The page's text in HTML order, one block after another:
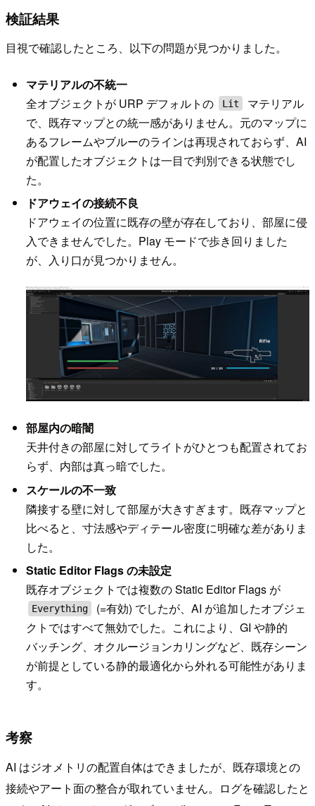
検証結果
目視で確認したところ、以下の問題が見つかりました。
マテリアルの不統一
全オブジェクトが URP デフォルトの
Lit
マテリアル
で、既存マップとの統一感がありません。元のマップに
あるフレームやブルーのラインは再現されておらず、AI
が配置したオブジェクトは一目で判別できる状態でし
た。
ドアウェイの接続不良
ドアウェイの位置に既存の壁が存在しており、部屋に侵
入できませんでした。Play モードで歩き回りました
が、入り口が見つかりません。
部屋内の暗闇
天井付きの部屋に対してライトがひとつも配置されてお
らず、内部は真っ暗でした。
スケールの不一致
隣接する壁に対して部屋が大きすぎます。既存マップと
比べると、寸法感やディテール密度に明確な差がありま
した。
Static Editor Flags の未設定
既存オブジェクトでは複数の Static Editor Flags が
Everything
(=有効) でしたが、AI が追加したオブジェ
クトではすべて無効でした。これにより、GI や静的
バッチング、オクルージョンカリングなど、既存シーン
が前提としている静的最適化から外れる可能性がありま
す。
考察
AI はジオメトリの配置自体はできましたが、既存環境との
接続やアート面の整合が取れていません。ログを確認したと